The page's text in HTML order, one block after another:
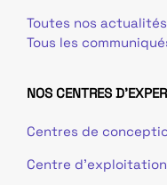
Toutes nos actualités
Tous les
NOS CENTRES
Centres de
Centre